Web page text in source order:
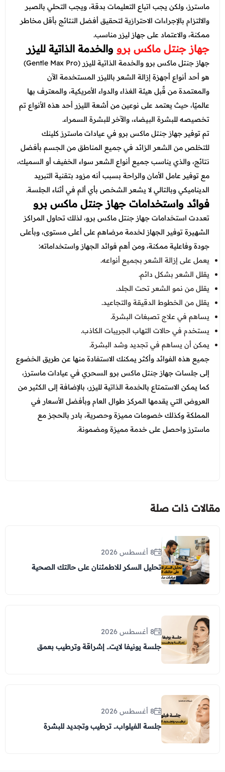
ماسترز، ولكن يجب اتباع التعليمات بدقة، ويجب التحلي بالصبر
والالتزام بالإجراءات الاحترازية لتحقيق أفضل النتائج بأقل مخاطر
ممكنة، والاعتماد على جهاز ليزر مناسب.
جهاز جنتل ماكس برووالخدمة الذاتية لليزر
جهاز جنتل ماكس برو والخدمة الذاتية لليزر (Gentle Max Pro)
هو أحد أنواع أجهزة إزالة الشعر بالليزر المستخدمة الآن
والمعتمدة من قًبل هيئة الغذاء والدواء الأمريكية، والمعترف بها
عالميًا، حيث يعتمد على نوعين من أشعة الليزر أحد هذه الأنواع تم
تخصيصه للبشرة البيضاء، والآخر للبشرة السمراء.
تم توفير جهاز جنتل ماكس برو في عيادات ماسترز كلينك
للتخلص من الشعر الزائد في جميع المناطق من الجسم بأفضل
نتائج، والذي يناسب جميع أنواع الشعر سواء الخفيف أو السميك،
مع توفير عامل الأمان والراحة بسبب أنه مزود بتقنية التبريد
الديناميكي وبالتالي لا يشعر الشخص بأي ألم في أثناء الجلسة.
فوائد واستخدامات جهاز جنتل ماكس برو
تعددت استخدامات جهاز جنتل ماكس برو، لذلك تحاول المراكز
الشهيرة توفير الجهاز لخدمة مرضاهم على أعلى مستوى، وبأعلى
جودة وفاعلية ممكنة، ومن أهم فوائد الجهاز واستخداماته:
يعمل على إزالة الشعر بجميع أنواعه.
يقلل الشعر بشكل دائم.
يقلل من نمو الشعر تحت الجلد.
يقلل من الخطوط الدقيقة والتجاعيد.
يساهم في علاج تصبغات البشرة.
يستخدم في حالات التهاب الجريبات الكاذب.
يمكن أن يساهم في تجديد وشد البشرة.
جميع هذه الفوائد وأكثر يمكنك الاستفادة منها عن طريق الخضوع
إلى جلسات جهاز جنتل ماكس برو السحري في عيادات ماسترز،
كما يمكن الاستمتاع بالخدمة الذاتية لليزر، بالإضافة إلى الكثير من
العروض التي يقدمها المركز طوال العام وبأفضل الأسعار في
المملكة وكذلك خصومات مميزة وحصرية، بادر بالحجز مع
ماسترز واحصل على خدمة مميزة ومضمونة.
مقالات ذات صلة
8 أغسطس 2026
تحليل السكر للاطمئنان على حالتك الصحية
8 أغسطس 2026
جلسة يونيفا لايت.. إشراقة وترطيب بعمق
8 أغسطس 2026
جلسة الفيلواب.. ترطيب وتجديد للبشرة